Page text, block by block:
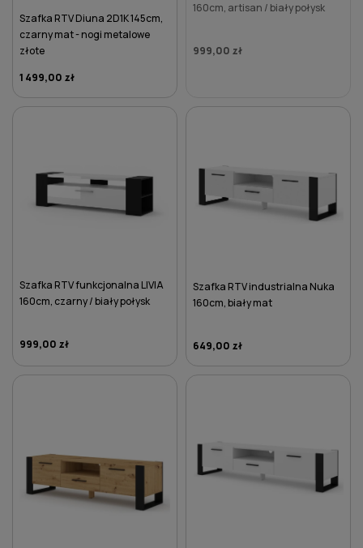
Szafka RTV Diuna 2D1K 145cm,
czarny mat - nogi metalowe
złote
1 499,00 zł
160cm, artisan / biały połysk
999,00 zł
Szafka RTV funkcjonalna LIVIA
160cm, czarny / biały połysk
999,00 zł
Szafka RTV industrialna Nuka
160cm, biały mat
649,00 zł